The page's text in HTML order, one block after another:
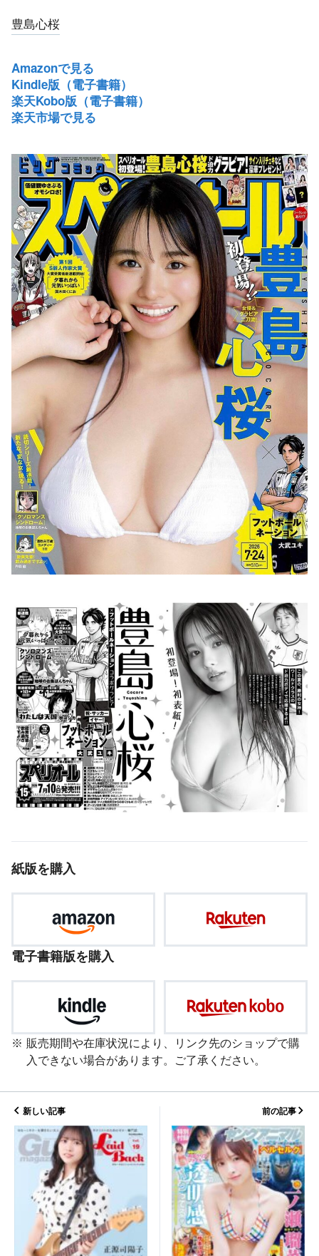
豊島心桜
Amazonで見る
Kindle版（電子書籍）
楽天Kobo版（電子書籍）
楽天市場で見る
紙版を購入
電子書籍版を購入
販売期間や在庫状況により、リンク先のショップで購
入できない場合があります。ご了承ください。
新しい記事 前の記事